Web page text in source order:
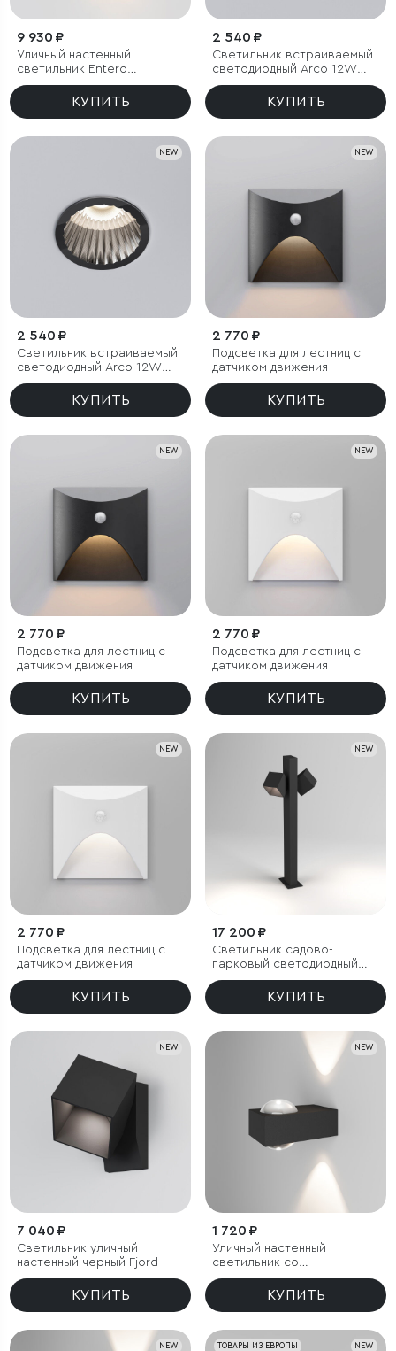
9 930 ₽
Уличный настенный
светильник Entero
(35189/W) 3000K черный
КУПИТЬ
2 540 ₽
Светильник встраиваемый
светодиодный Arco 12W
3000K черный жемчуг IP44
КУПИТЬ
NEW
2 540 ₽
Светильник встраиваемый
светодиодный Arco 12W
4000K черный жемчуг IP44
КУПИТЬ
NEW
2 770 ₽
Подсветка для лестниц с
датчиком движения
КУПИТЬ
NEW
2 770 ₽
Подсветка для лестниц с
датчиком движения
КУПИТЬ
NEW
2 770 ₽
Подсветка для лестниц с
датчиком движения
КУПИТЬ
NEW
2 770 ₽
Подсветка для лестниц с
датчиком движения
КУПИТЬ
NEW
17 200 ₽
Светильник садово-
парковый светодиодный
Fjord
КУПИТЬ
NEW
7 040 ₽
Светильник уличный
настенный черный Fjord
КУПИТЬ
NEW
1 720 ₽
Уличный настенный
светильник со
светодиодами Lenses
КУПИТЬ
NEW NEW
ТОВАРЫ ИЗ ЕВРОПЫ